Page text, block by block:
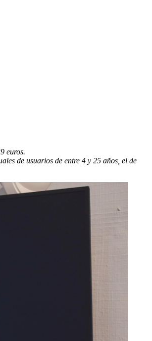
euros.
de usuarios de entre 4 y 25 años, el de